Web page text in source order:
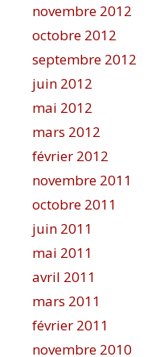
novembre 2012
octobre 2012
septembre 2012
juin 2012
mai 2012
mars 2012
février 2012
novembre 2011
octobre 2011
juin 2011
mai 2011
avril 2011
mars 2011
février 2011
novembre 2010